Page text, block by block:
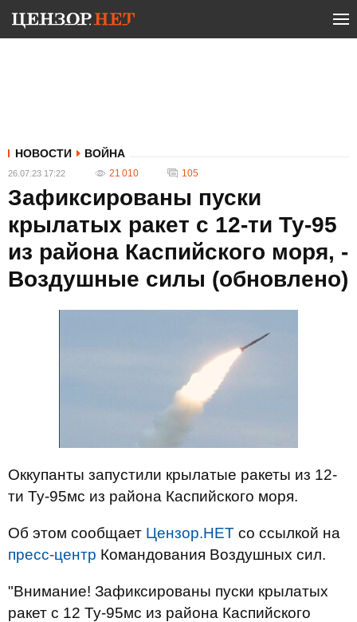
НОВОСТИ ВОЙНА
26.07.23 17:22 21 010 105
Зафиксированы пуски
крылатых ракет с 12-ти Ту-95
из района Каспийского моря, -
Воздушные силы (обновлено)
Оккупанты запустили крылатые ракеты из 12-
ти Ту-95мс из района Каспийского моря.
Об этом сообщает Цензор.НЕТ со ссылкой на
пресс-центр Командования Воздушных сил.
"Внимание! Зафиксированы пуски крылатых
ракет с 12 Ту-95мс из района Каспийского